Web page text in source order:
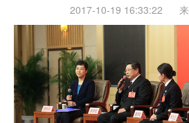
2017-10-19 16:33:22